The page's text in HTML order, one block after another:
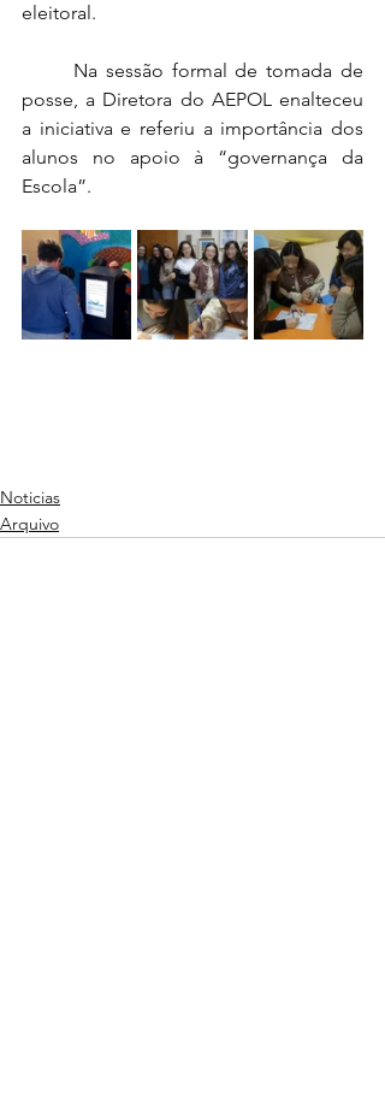
eleitoral.
posse, a Diretora do AEPOL enalteceu
a iniciativa e referiu a importância dos
alunos no apoio à “governança da
Escola”.
Noticias
Arquivo